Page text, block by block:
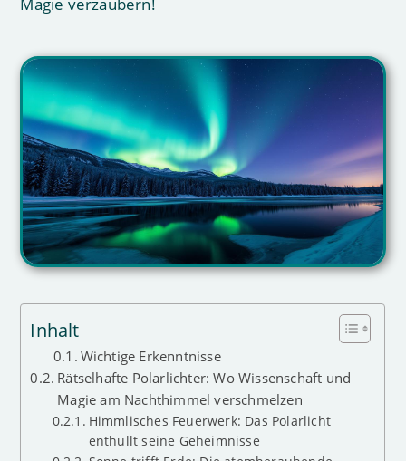
Inhalt
Wichtige Erkenntnisse
Rätselhafte Polarlichter: Wo Wissenschaft und
Magie am Nachthimmel verschmelzen
Himmlisches Feuerwerk: Das Polarlicht
enthüllt seine Geheimnisse